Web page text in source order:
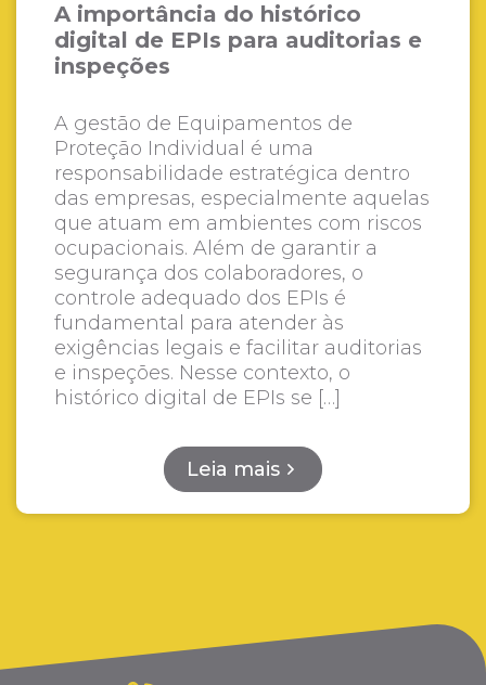
A importância do histórico
digital de EPIs para auditorias e
inspeções
A gestão de Equipamentos de
Proteção Individual é uma
responsabilidade estratégica dentro
das empresas, especialmente aquelas
que atuam em ambientes com riscos
ocupacionais. Além de garantir a
segurança dos colaboradores, o
controle adequado dos EPIs é
fundamental para atender às
exigências legais e facilitar auditorias
e inspeções. Nesse contexto, o
histórico digital de EPIs se […]
Leia mais